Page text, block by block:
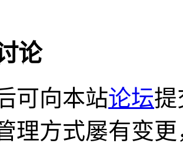
论
可向本站论坛提
理方式屡有变